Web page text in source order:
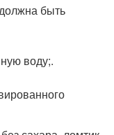
быть
воду;.